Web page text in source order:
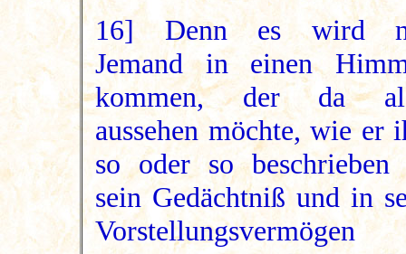
16] Denn es wird
Jemand in einen
kommen, der da
aussehen möchte, wie er
so oder so
sein Gedächtniß und in
Vorstellungsvermögen